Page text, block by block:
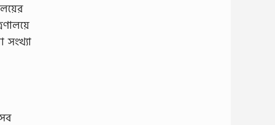
সংখ্যা